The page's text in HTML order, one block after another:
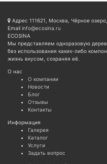
Адрес 111621, Москва, Чёрное
Email info@ecosina.ru
ECOSINA
Мы представляем одноразовую
без использования каких-либо
жизнь вкусом, сохраняя её.
О нас
О компании
Новости
Блог
Отзывы
Контакты
Информация
Галерея
Каталог
Услуги
Задать вопрос